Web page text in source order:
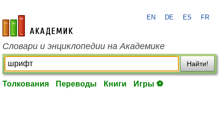
academic.ru
EN DE ES FR
Словари и энциклопедии на Академике
Найти!
Толкования Переводы Книги Игры ⚽